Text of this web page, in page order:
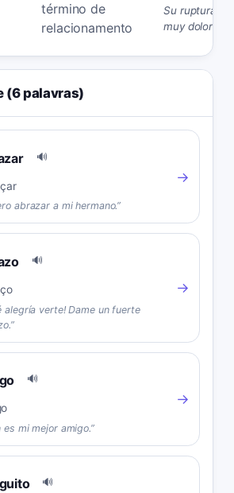
término de
relacionamento
Su ruptura
muy dolorosa.
(6 palavras)
🔊
abrazar a mi hermano.”
→
🔊
alegría verte! Dame un fuerte
”
→
🔊
es mi mejor amigo.”
→
🔊